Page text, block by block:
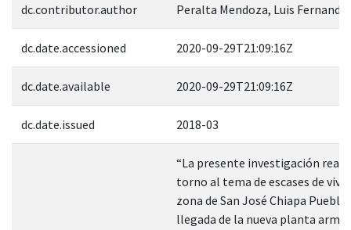
dc.contributor.author Peralta Mendoza, Luis Fernando
dc.date.accessioned 2020-09-29T21:09:16Z
dc.date.available 2020-09-29T21:09:16Z
dc.date.issued 2018-03
“La presente investigación
torno al tema de escases de
zona de San José Chiapa Puebla
llegada de la nueva planta